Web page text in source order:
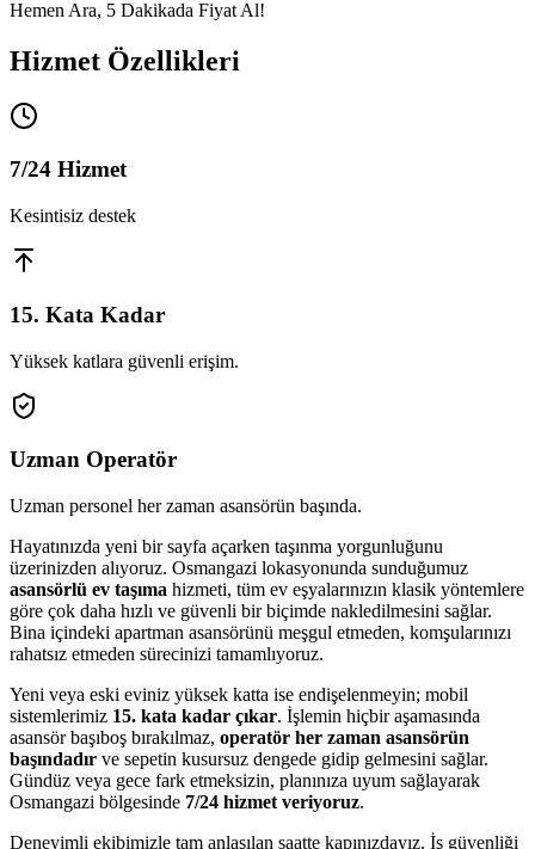
Hemen Ara, 5 Dakikada Fiyat Al!
Hizmet Özellikleri
7/24 Hizmet
Kesintisiz destek
15. Kata Kadar
Yüksek katlara güvenli erişim.
Uzman Operatör
Uzman personel her zaman asansörün başında.
Hayatınızda yeni bir sayfa açarken taşınma yorgunluğunu
üzerinizden alıyoruz. Osmangazi lokasyonunda sunduğumuz
asansörlü ev taşıma hizmeti, tüm ev eşyalarınızın klasik yöntemlere
göre çok daha hızlı ve güvenli bir biçimde nakledilmesini sağlar.
Bina içindeki apartman asansörünü meşgul etmeden, komşularınızı
rahatsız etmeden sürecinizi tamamlıyoruz.
Yeni veya eski eviniz yüksek katta ise endişelenmeyin; mobil
sistemlerimiz 15. kata kadar çıkar. İşlemin hiçbir aşamasında
asansör başıboş bırakılmaz, operatör her zaman asansörün
başındadır ve sepetin kusursuz dengede gidip gelmesini sağlar.
Gündüz veya gece fark etmeksizin, planınıza uyum sağlayarak
Osmangazi bölgesinde 7/24 hizmet veriyoruz.
Deneyimli ekibimizle tam anlaşılan saatte kapınızdayız. İş güvenliği